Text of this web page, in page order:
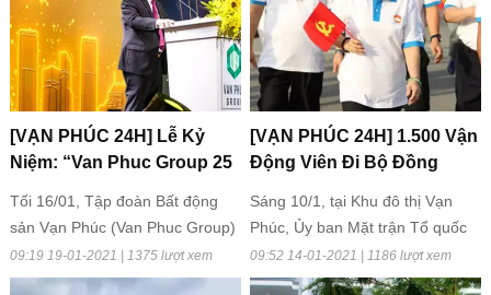
[VẠN PHÚC 24H] Lễ Kỷ
Niệm: “Van Phuc Group 25
Tối 16/01, Tập đoàn Bất động
sản Vạn Phúc (Van Phuc Group)
đã tổ chức lễ kỷ niệm 25 năm
Thành lập Tập đoàn (1995 -
09:19 19-01-2021 | 1375 lượt xem
[VẠN PHÚC 24H] 1.500 Vận
Động Viên Đi Bộ Đồng
Đồng Chăm Lo Cho Bà
Con Nghèo
Sáng 10/1, tại Khu đô thị Vạn
Phúc, Ủy ban Mặt trận Tổ quốc
Việt Nam quận Thủ Đức tổ chức
chương trình đi bộ đồng hành
09:52 14-01-2021 | 1186 lượt xem